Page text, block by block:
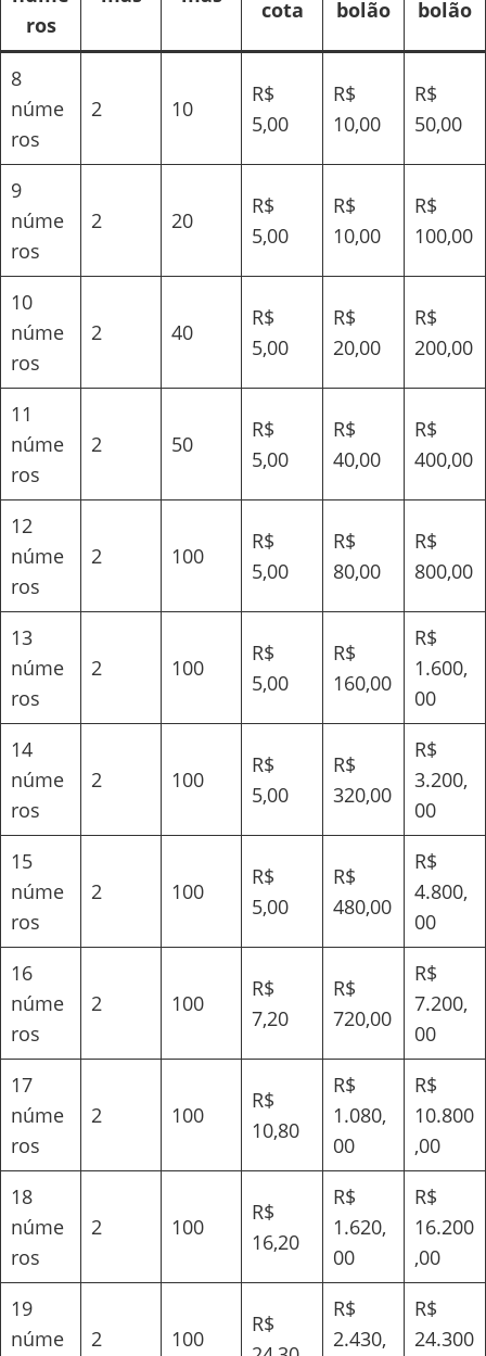
ros
cota bolão bolão
8
núme
ros
2 10
R$
5,00
R$
10,00
R$
50,00
9
núme
ros
2 20
R$
5,00
R$
10,00
R$
100,00
10
núme
ros
2 40
R$
5,00
R$
20,00
R$
200,00
11
núme
ros
2 50
R$
5,00
R$
40,00
R$
400,00
12
núme
ros
2 100
R$
5,00
R$
80,00
R$
800,00
13
núme
ros
2 100
R$
5,00
R$
160,00
R$
1.600,
00
14
núme
ros
2 100
R$
5,00
R$
320,00
R$
3.200,
00
15
núme
ros
2 100
R$
5,00
R$
480,00
R$
4.800,
00
16
núme
ros
2 100
R$
7,20
R$
720,00
R$
7.200,
00
17
núme
ros
2 100
R$
10,80
R$
1.080,
00
R$
10.800
,00
18
núme
ros
2 100
R$
16,20
R$
1.620,
00
R$
16.200
,00
19
núme
2 100
R$
R$
2.430,
R$
24.300